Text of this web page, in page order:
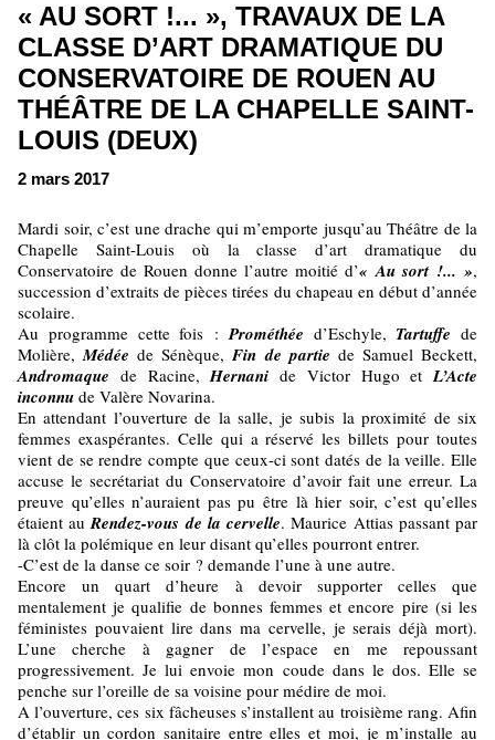
« AU SORT !... », TRAVAUX DE LA
CLASSE D’ART DRAMATIQUE DU
CONSERVATOIRE DE ROUEN AU
THÉÂTRE DE LA CHAPELLE SAINT-
LOUIS (DEUX)
2 mars 2017
Mardi soir, c’est une drache qui m’emporte jusqu’au Théâtre de la
Chapelle Saint-Louis où la classe d’art dramatique du
Conservatoire de Rouen donne l’autre moitié d’« Au sort !... »,
succession d’extraits de pièces tirées du chapeau en début d’année
scolaire.
Au programme cette fois :Prométhée d’Eschyle,Tartuffe de
Molière,Médée de Sénèque,Fin de partie de Samuel Beckett,
Andromaque de Racine,Hernani de Victor Hugo etL’Acte
inconnu de Valère Novarina.
En attendant l’ouverture de la salle, je subis la proximité de six
femmes exaspérantes. Celle qui a réservé les billets pour toutes
vient de se rendre compte que ceux-ci sont datés de la veille. Elle
accuse le secrétariat du Conservatoire d’avoir fait une erreur. La
preuve qu’elles n’auraient pas pu être là hier soir, c’est qu’elles
étaient auRendez-vous de la cervelle. Maurice Attias passant par
là clôt la polémique en leur disant qu’elles pourront entrer.
-C’est de la danse ce soir ? demande l’une à une autre.
Encore un quart d’heure à devoir supporter celles que
mentalement je qualifie de bonnes femmes et encore pire (si les
féministes pouvaient lire dans ma cervelle, je serais déjà mort).
L’une cherche à gagner de l’espace en me repoussant
progressivement. Je lui envoie mon coude dans le dos. Elle se
penche sur l’oreille de sa voisine pour médire de moi.
A l’ouverture, ces six fâcheuses s’installent au troisième rang. Afin
d’établir un cordon sanitaire entre elles et moi, je m’installe au